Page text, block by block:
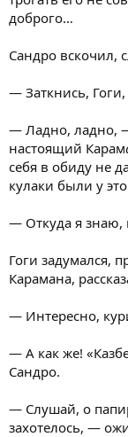
доброго…
Сандро вскочил,
— Заткнись, Гоги,
— Ладно, ладно,
настоящий Карам
себя в обиду не
кулаки были у
— Откуда я знаю,
Гоги задумался,
Карамана,
— Интересно,
— А как же!
Сандро.
— Слушай, о
захотелось, —